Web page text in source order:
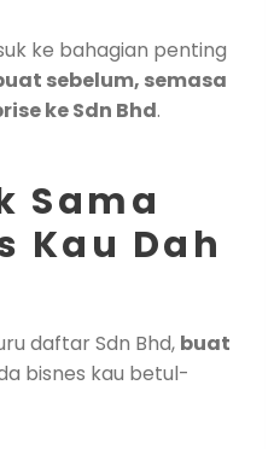
ke bahagian penting
sebelum, semasa
ke Sdn Bhd.
Sama
Kau Dah
daftar Sdn Bhd, buat
bisnes kau betul-